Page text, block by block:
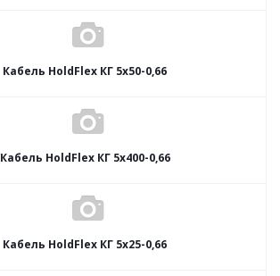
Кабель HoldFlex КГ 5x50-0,66
Кабель HoldFlex КГ 5x400-0,66
Кабель HoldFlex КГ 5x25-0,66